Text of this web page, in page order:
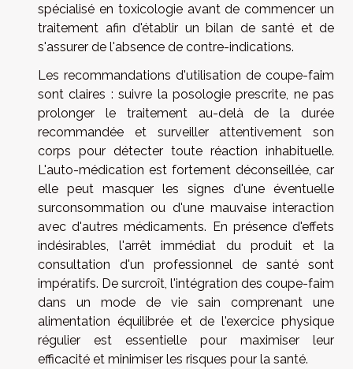
spécialisé en toxicologie avant de commencer un
traitement afin d'établir un bilan de santé et de
s'assurer de l'absence de contre-indications.
Les recommandations d'utilisation de coupe-faim
sont claires : suivre la posologie prescrite, ne pas
prolonger le traitement au-delà de la durée
recommandée et surveiller attentivement son
corps pour détecter toute réaction inhabituelle.
L'auto-médication est fortement déconseillée, car
elle peut masquer les signes d'une éventuelle
surconsommation ou d'une mauvaise interaction
avec d'autres médicaments. En présence d'effets
indésirables, l'arrêt immédiat du produit et la
consultation d'un professionnel de santé sont
impératifs. De surcroît, l'intégration des coupe-faim
dans un mode de vie sain comprenant une
alimentation équilibrée et de l'exercice physique
régulier est essentielle pour maximiser leur
efficacité et minimiser les risques pour la santé.